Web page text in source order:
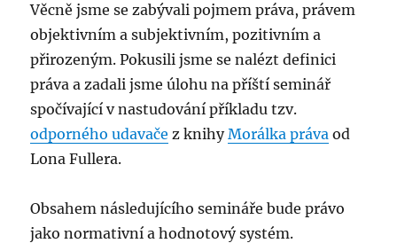
Věcně jsme se zabývali pojmem práva, právem
objektivním a subjektivním, pozitivním a
přirozeným. Pokusili jsme se nalézt definici
práva a zadali jsme úlohu na příští seminář
spočívající v nastudování příkladu tzv.
odporného udavače z knihyMorálka práva od
Lona Fullera.
Obsahem následujícího semináře bude právo
jako normativní a hodnotový systém.